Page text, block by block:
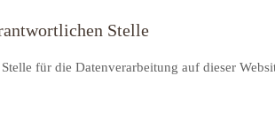
Stelle
für die Datenverarbeitung auf dieser